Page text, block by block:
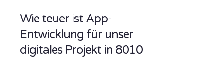
Wie teuer ist App-
Entwicklung für unser
digitales Projekt in 8010